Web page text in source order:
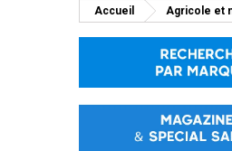
Accueil Agricole et